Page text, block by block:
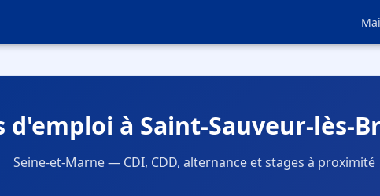
d'emploi à Saint-Sauveur-lès-
Seine-et-Marne — CDI, CDD, alternance et stages à proximité